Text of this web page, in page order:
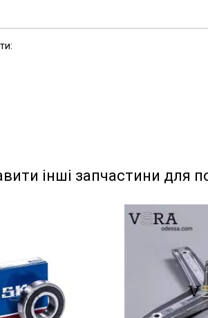
інші запчастини для